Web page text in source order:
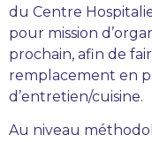
du Centre
pour mission
prochain, afin de
remplacement en
d’entretien/cuisine.
Au niveau